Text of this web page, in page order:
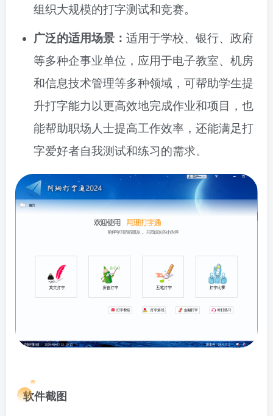
组织大规模的打字测试和竞赛。
广泛的适用场景： 适用于学校、银行、政府
等多种企事业单位，应用于电子教室、机房
和信息技术管理等多种领域，可帮助学生提
升打字能力以更高效地完成作业和项目，也
能帮助职场人士提高工作效率，还能满足打
字爱好者自我测试和练习的需求。
软件截图